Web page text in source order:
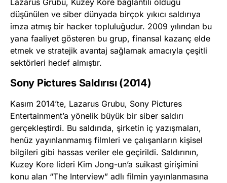
Lazarus Grubu, Kuzey Kore bağlantılı olduğu
düşünülen ve siber dünyada birçok yıkıcı saldırıya
imza atmış bir hacker topluluğudur. 2009 yılından bu
yana faaliyet gösteren bu grup, finansal kazanç elde
etmek ve stratejik avantaj sağlamak amacıyla çeşitli
sektörleri hedef almıştır.
Sony Pictures Saldırısı (2014)
Kasım 2014’te, Lazarus Grubu, Sony Pictures
Entertainment’a yönelik büyük bir siber saldırı
gerçekleştirdi. Bu saldırıda, şirketin iç yazışmaları,
henüz yayınlanmamış filmleri ve çalışanların kişisel
bilgileri gibi hassas veriler ele geçirildi. Saldırının,
Kuzey Kore lideri Kim Jong-un’a suikast girişimini
konu alan “The Interview” adlı filmin yayınlanmasına